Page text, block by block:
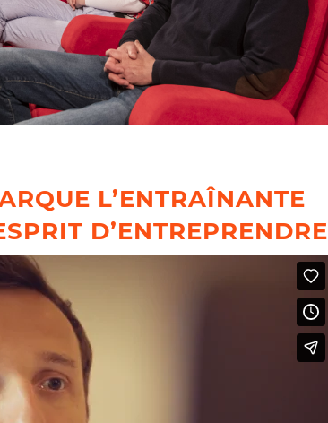
L’ENTRAÎNANTE
D’ENTREPRENDRE